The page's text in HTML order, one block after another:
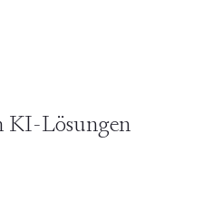
KI-Lösungen